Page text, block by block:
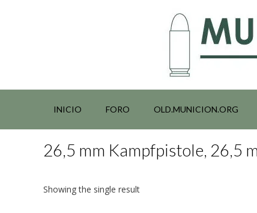
INICIO FORO OLD.MUNICION.ORG
26,5 mm Kampfpistole, 26,5
Showing the single result